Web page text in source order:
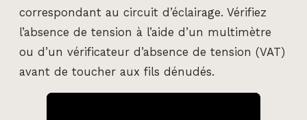
correspondant au circuit d’éclairage. Vérifiez
l’absence de tension à l’aide d’un multimètre
ou d’un vérificateur d’absence de tension (VAT)
avant de toucher aux fils dénudés.